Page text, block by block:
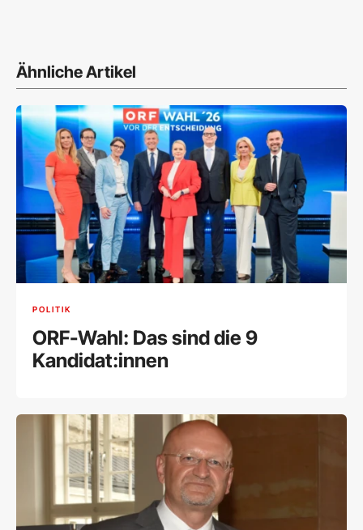
Ähnliche Artikel
POLITIK
ORF-Wahl: Das sind die 9
Kandidat:innen